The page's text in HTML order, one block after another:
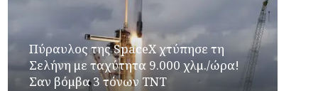
Πύραυλος της SpaceX χτύπησε τη
Σελήνη με ταχύτητα 9.000 χλμ./ώρα!
Σαν βόμβα 3 τόνων TNT